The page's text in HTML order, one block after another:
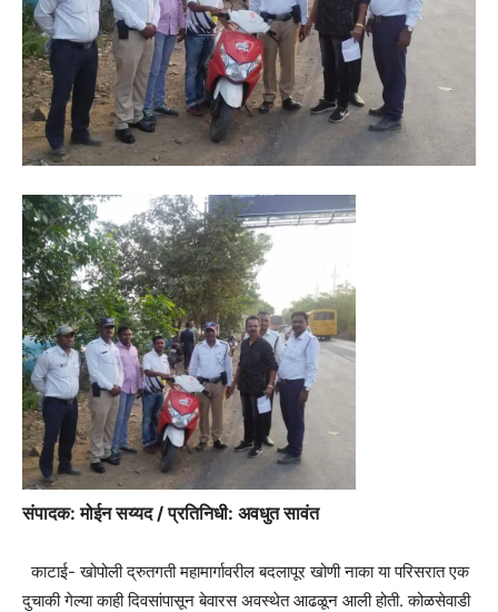
संपादक: मोईन सय्यद / प्रतिनिधी: अवधुत सावंत
काटाई- खोपोली द्रुतगती महामार्गावरील बदलापूर खोणी नाका या परिसरात एक
दुचाकी गेल्या काही दिवसांपासून बेवारस अवस्थेत आढळून आली होती. कोळसेवाडी